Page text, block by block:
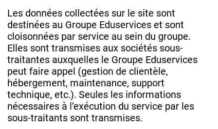
Les données collectées sur le site sont
destinées au Groupe Eduservices et sont
cloisonnées par service au sein du groupe.
Elles sont transmises aux sociétés sous-
traitantes auxquelles le Groupe Eduservices
peut faire appel (gestion de clientèle,
hébergement, maintenance, support
technique, etc.). Seules les informations
nécessaires à l’exécution du service par les
sous-traitants sont transmises.